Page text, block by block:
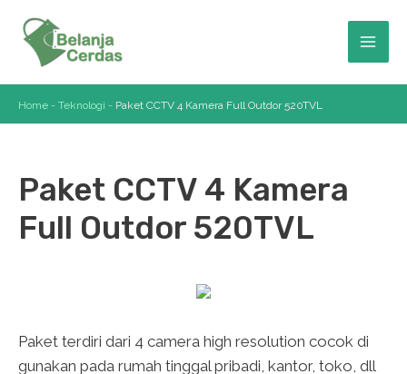
content
Home - Teknologi - Paket CCTV 4 Kamera Full Outdor 520TVL
Paket CCTV 4 Kamera
Full Outdor 520TVL
Paket terdiri dari 4 camera high resolution cocok di
gunakan pada rumah tinggal pribadi, kantor, toko, dll